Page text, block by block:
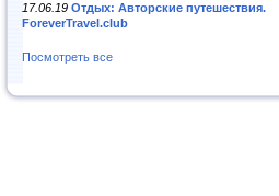
17.06.19 Отдых: Авторские путешествия.
ForeverTravel.club
Посмотреть все